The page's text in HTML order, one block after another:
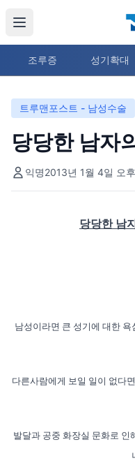
조루증 성기확대
트루맨포스트 - 남성수술
당당한 남자
익명2013년 1월 4일 오
당당한 남
남성이라면 큰 성기에 대한
다른사람에게 보일 일이 없다
발달과 공중 화장실 문화로 인